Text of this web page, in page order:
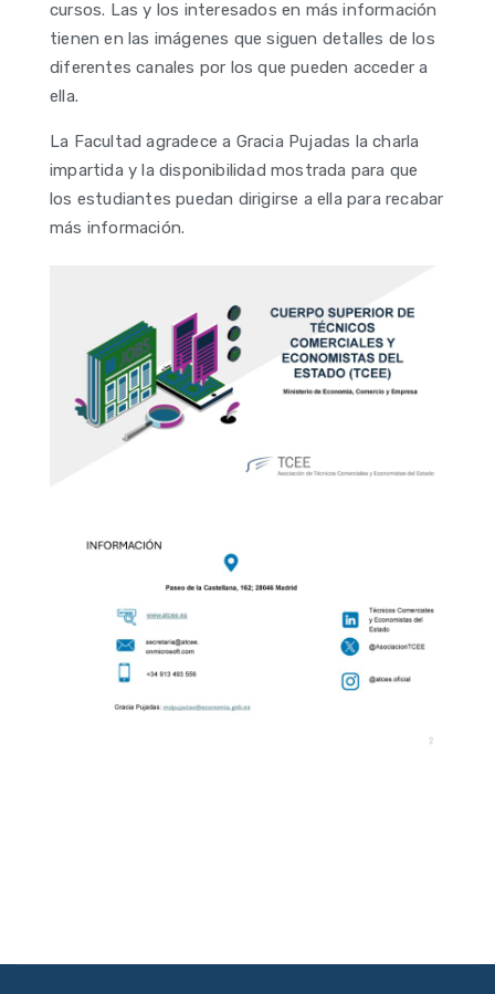
cursos. Las y los interesados en más información
tienen en las imágenes que siguen detalles de los
diferentes canales por los que pueden acceder a
ella.
La Facultad agradece a Gracia Pujadas la charla
impartida y la disponibilidad mostrada para que
los estudiantes puedan dirigirse a ella para recabar
más información.